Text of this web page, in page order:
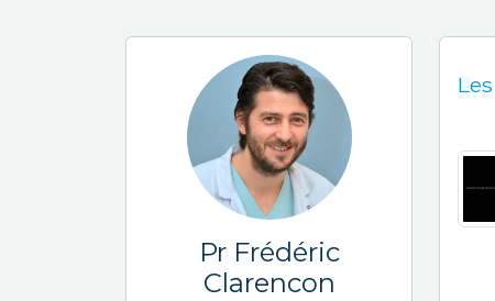
Pr Frédéric
Clarencon